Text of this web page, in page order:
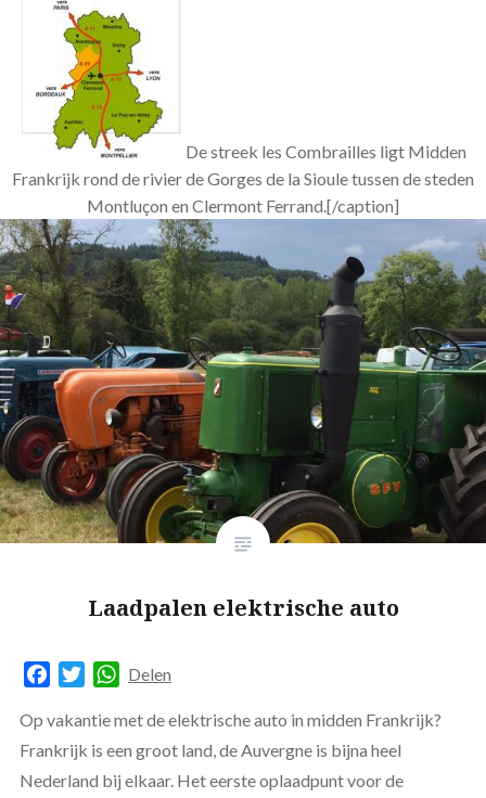
De streek les Combrailles ligt Midden
Frankrijk rond de rivier de Gorges de la Sioule tussen de steden
Montluçon en Clermont Ferrand.[/caption]
Laadpalen elektrische auto
FacebookTwitterWhatsApp
Delen
Op vakantie met de elektrische auto in midden Frankrijk?
Frankrijk is een groot land, de Auvergne is bijna heel
Nederland bij elkaar. Het eerste oplaadpunt voor de